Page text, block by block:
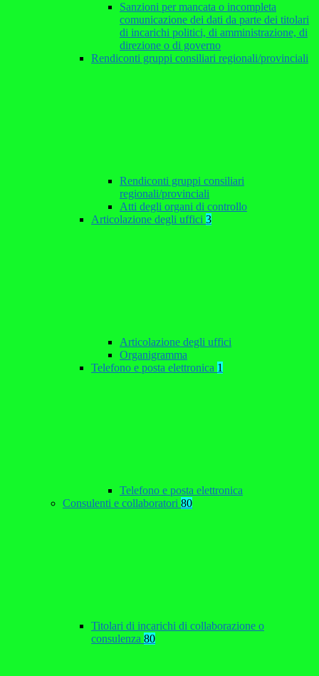
Sanzioni per mancata o incompleta
comunicazione dei dati da parte dei titolari
di incarichi politici, di amministrazione, di
direzione o di governo
Rendiconti gruppi consiliari regionali/provinciali
Rendiconti gruppi consiliari
regionali/provinciali
Atti degli organi di controllo
Articolazione degli uffici 3
Articolazione degli uffici
Organigramma
Telefono e posta elettronica 1
Telefono e posta elettronica
Consulenti e collaboratori 80
Titolari di incarichi di collaborazione o
consulenza 80